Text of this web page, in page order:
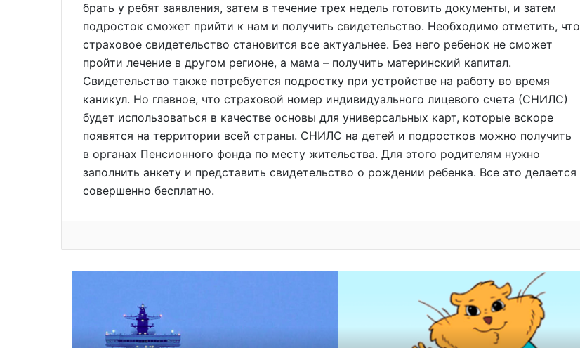
брать у ребят заявления, затем в течение трех недель готовить документы, и затем
подросток сможет прийти к нам и получить свидетельство. Необходимо отметить, что
страховое свидетельство становится все актуальнее. Без него ребенок не сможет
пройти лечение в другом регионе, а мама – получить материнский капитал.
Свидетельство также потребуется подростку при устройстве на работу во время
каникул. Но главное, что страховой номер индивидуального лицевого счета (СНИЛС)
будет использоваться в качестве основы для универсальных карт, которые вскоре
появятся на территории всей страны. СНИЛС на детей и подростков можно получить
в органах Пенсионного фонда по месту жительства. Для этого родителям нужно
заполнить анкету и представить свидетельство о рождении ребенка. Все это делается
совершенно бесплатно.